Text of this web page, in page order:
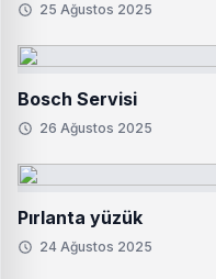
25 Ağustos 2025
Bosch Servisi
26 Ağustos 2025
Pırlanta yüzük
24 Ağustos 2025